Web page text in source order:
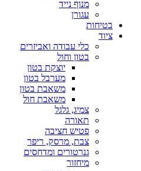
מנוף נייד
עגורן
בטיחות
ציוד
כלי עבודה ואביזרים
בטון וחול
יוצקת בטון
מערבל בטון
משאבת בטון
משאבת חול
צמיג, גלגל
תאורה
פטיש חציבה
צבת, מרסק, ריפר
גנרטורים ומדחסים
מיחזור